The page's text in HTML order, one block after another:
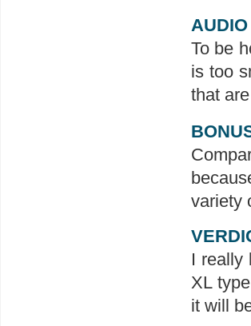
AUDIO
To be
is too
that
variety
I really
XL
it will